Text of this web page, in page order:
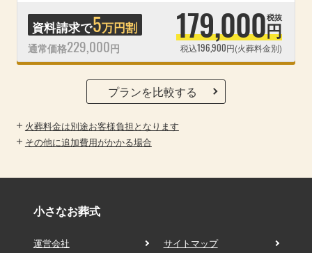
資料請求で5万円割
通常価格229,000円
179,000円
税抜
税込196,900円(火葬料金別)
プランを比較する
火葬料金は別途お客様負担となります
その他に追加費用がかかる場合
小さなお葬式
運営会社
サイトマップ